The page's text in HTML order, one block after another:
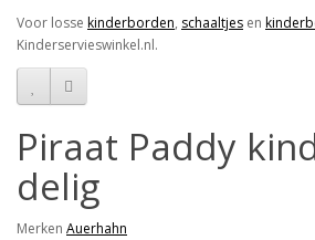
Voor losse kinderborden, schaaltjes en
Kinderservieswinkel.nl.
Piraat Paddy
delig
Merken Auerhahn